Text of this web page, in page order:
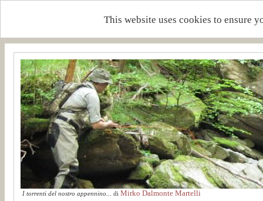
This website uses cookies to ensure
I torrenti del nostro appennino... di Mirko Dalmonte Martelli